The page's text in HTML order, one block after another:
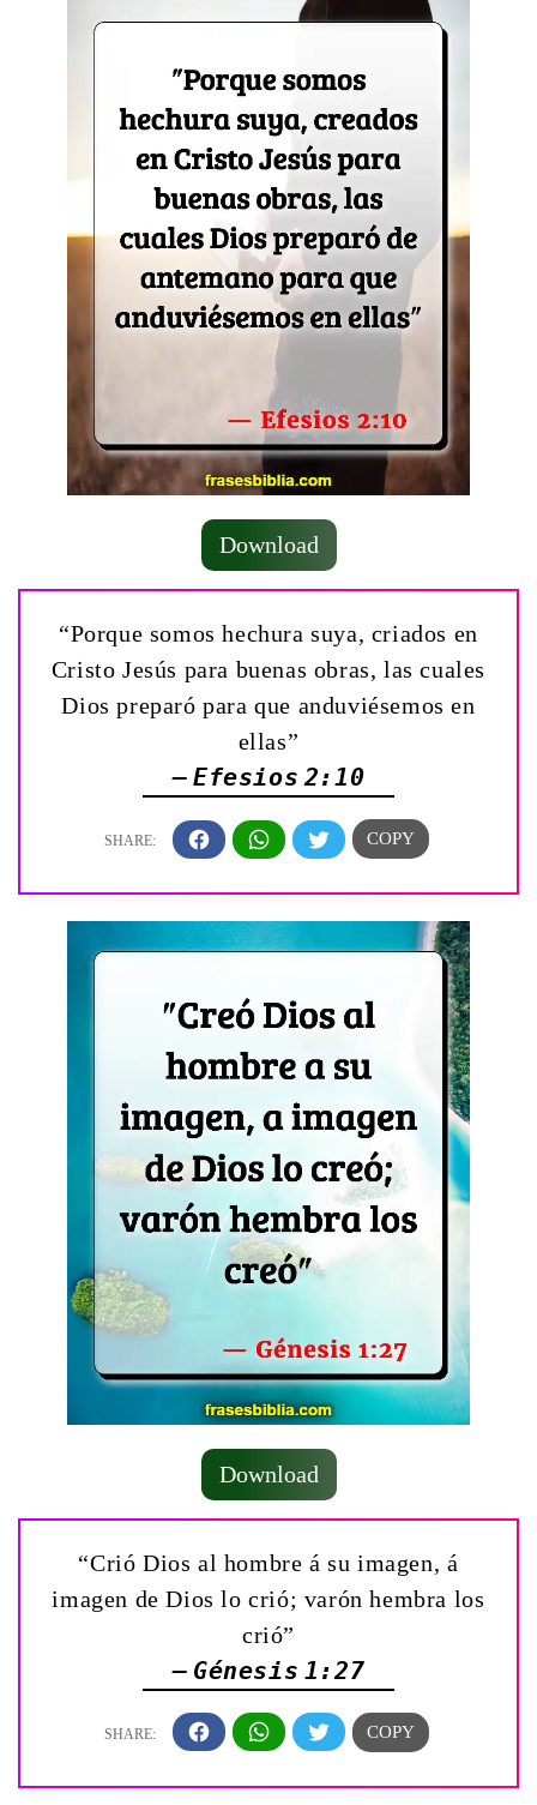
Download
“Porque somos hechura suya, criados en
Cristo Jesús para buenas obras, las cuales
Dios preparó para que anduviésemos en
ellas”
— Efesios 2:10
Download
“Crió Dios al hombre á su imagen, á
imagen de Dios lo crió; varón hembra los
crió”
— Génesis 1:27